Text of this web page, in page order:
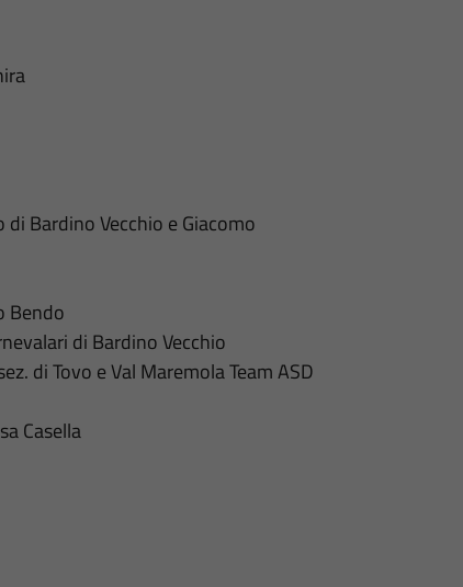
Bardino Vecchio e Giacomo
Bendo
di Bardino Vecchio
di Tovo e Val Maremola Team ASD
Casella